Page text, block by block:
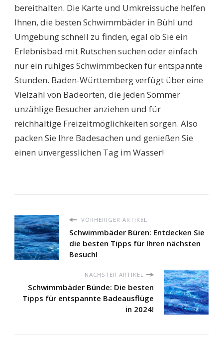
bereithalten. Die Karte und Umkreissuche helfen
Ihnen, die besten Schwimmbäder in Bühl und
Umgebung schnell zu finden, egal ob Sie ein
Erlebnisbad mit Rutschen suchen oder einfach
nur ein ruhiges Schwimmbecken für entspannte
Stunden. Baden-Württemberg verfügt über eine
Vielzahl von Badeorten, die jeden Sommer
unzählige Besucher anziehen und für
reichhaltige Freizeitmöglichkeiten sorgen. Also
packen Sie Ihre Badesachen und genießen Sie
einen unvergesslichen Tag im Wasser!
VORHERIGER ARTIKEL
Schwimmbäder Büren: Entdecken Sie
die besten Tipps für Ihren nächsten
Besuch!
NÄCHSTER ARTIKEL
Schwimmbäder Bünde: Die besten
Tipps für entspannte Badeausflüge
in 2024!